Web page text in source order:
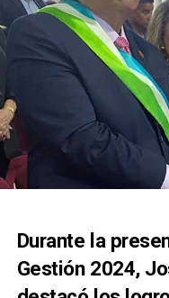
Durante la
Gestión 2024,